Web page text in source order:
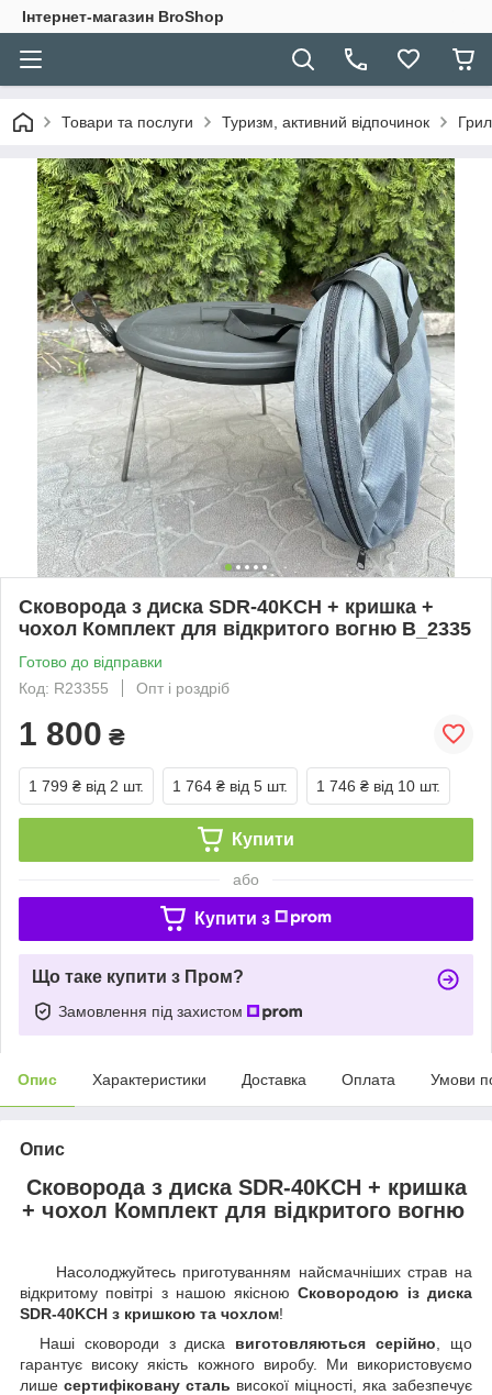
Інтернет-магазин BroShop
Товари та послуги Туризм, активний відпочинок
Сковорода з диска SDR-40KCH + кришка +
чохол Комплект для відкритого вогню B_2335
Готово до відправки
Код: R23355
Опт і роздріб
1 800 ₴
1 799 ₴ від 2 шт. 1 764 ₴ від 5 шт. 1 746 ₴ від 10 шт.
Купити
або
Купити з
Що таке купити з Пром?
Замовлення під захистом
Опис Характеристики Доставка Оплата Умови
Опис
Сковорода з диска SDR-40KCH + кришка
+ чохол Комплект для відкритого вогню
Насолоджуйтесь приготуванням найсмачніших страв на
відкритому повітрі з нашою якісноюСковородою із диска
SDR-40KCH з кришкою та чохлом!
Наші сковороди з диска виготовляються серійно , що
гарантує високу якість кожного виробу. Ми використовуємо
лише сертифіковану сталь високої міцності, яка забезпечує